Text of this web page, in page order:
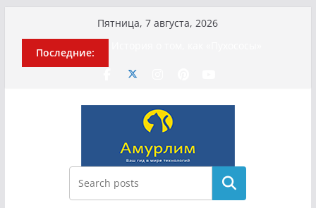
содержимому
Пятница, 7 августа, 2026
Последние:
Эхо турецкой трагедии: почему
МотоТани?
Гусейна Гасанова заочно
приговорили к четырём годам
Илью Ремесло задержали по делу о
фейках о российской армии
Новые криминальные хроники
связали Диану Шурыгину и Настю
Холод
Поиск